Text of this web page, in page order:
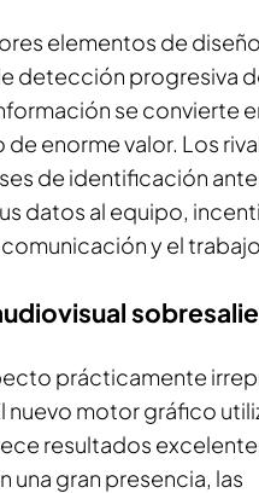
elementos de
detección progresiva
se convierte
enorme valor. Los
de identificación
datos al equipo,
y el trabajo
prácticamente
nuevo motor gráfico
resultados
una gran presencia, las